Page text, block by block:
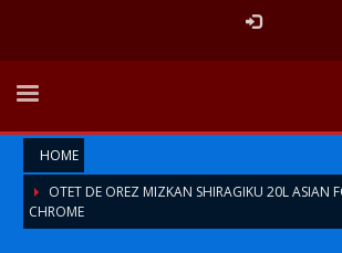
HOME
OTET DE OREZ MIZKAN SHIRAGIKU 20L ASIAN
CHROME